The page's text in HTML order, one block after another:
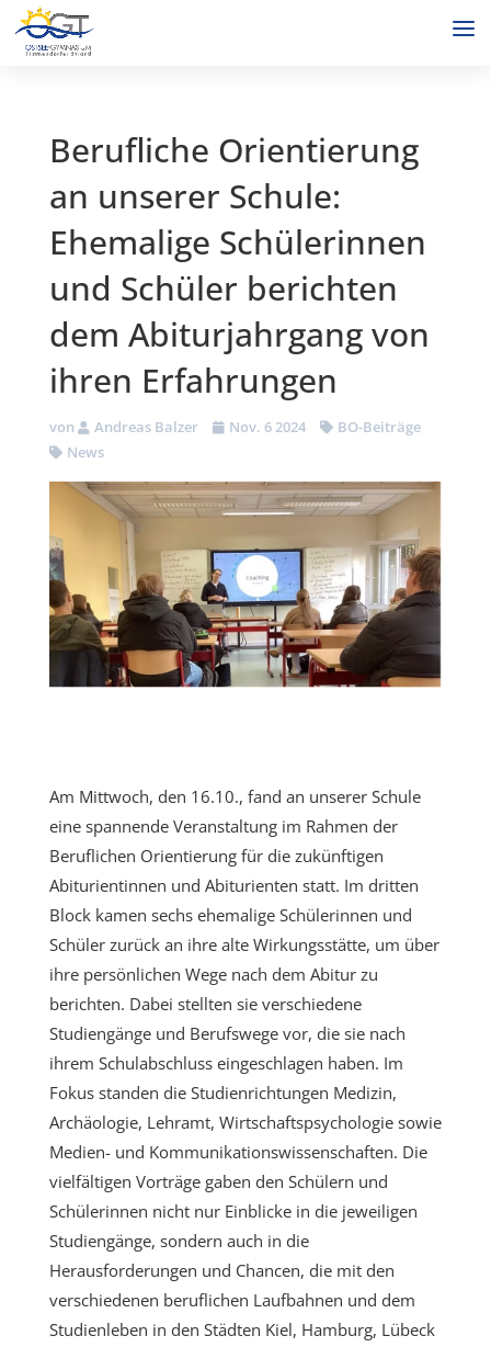
Berufliche Orientierung
an unserer Schule:
Ehemalige Schülerinnen
und Schüler berichten
dem Abiturjahrgang von
ihren Erfahrungen
von Andreas Balzer Nov. 6 2024
BO-Beiträge
News
Am Mittwoch, den 16.10., fand an unserer Schule
eine spannende Veranstaltung im Rahmen der
Beruflichen Orientierung für die zukünftigen
Abiturientinnen und Abiturienten statt. Im dritten
Block kamen sechs ehemalige Schülerinnen und
Schüler zurück an ihre alte Wirkungsstätte, um über
ihre persönlichen Wege nach dem Abitur zu
berichten. Dabei stellten sie verschiedene
Studiengänge und Berufswege vor, die sie nach
ihrem Schulabschluss eingeschlagen haben. Im
Fokus standen die Studienrichtungen Medizin,
Archäologie, Lehramt, Wirtschaftspsychologie sowie
Medien- und Kommunikationswissenschaften. Die
vielfältigen Vorträge gaben den Schülern und
Schülerinnen nicht nur Einblicke in die jeweiligen
Studiengänge, sondern auch in die
Herausforderungen und Chancen, die mit den
verschiedenen beruflichen Laufbahnen und dem
Studienleben in den Städten Kiel, Hamburg, Lübeck